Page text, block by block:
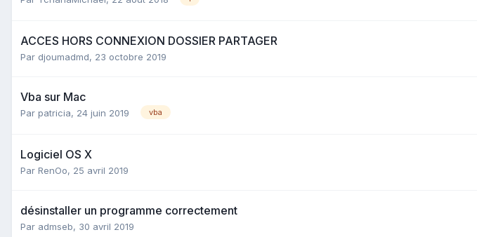
ACCES HORS CONNEXION DOSSIER PARTAGER
Par djoumadmd, 23 octobre 2019
Vba sur Mac
Par patricia, 24 juin 2019 vba
Logiciel OS X
Par RenOo, 25 avril 2019
désinstaller un programme correctement
Par admseb, 30 avril 2019